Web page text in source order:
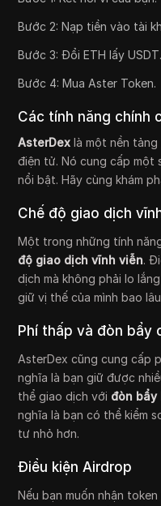
Bước 2: Nạp tiền vào tài
Bước 3: Đổi ETH lấy USDT.
Bước 4: Mua Aster Token.
Các tính năng chính
AsterDex là một nền
điện tử. Nó cung cấp một
nổi bật. Hãy cùng khám
Chế độ giao dịch
Một trong những tính
độ giao dịch vĩnh viễn.
dịch mà không phải lo
giữ vị thế của mình bao
Phí thấp và đòn bẩy
AsterDex cũng cung cấp
nghĩa là bạn giữ được
thể giao dịch với đòn bẩy
nghĩa là bạn có thể kiểm
tư nhỏ hơn.
Điều kiện Airdrop
Nếu bạn muốn nhận